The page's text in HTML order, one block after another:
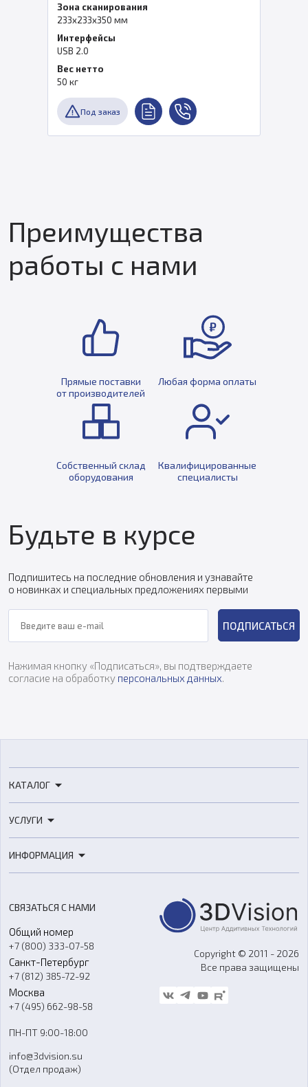
Преимущества
работы с нами
Прямые поставки
от производителей
Любая форма оплаты
Собственный склад
оборудования
Квалифицированные
специалисты
Будьте в курсе
Подпишитесь на последние обновления и узнавайте
о новинках и специальных предложениях первыми
ПОДПИСАТЬСЯ
Нажимая кнопку «Подписаться», вы подтверждаете
согласие на обработку персональных данных.
КАТАЛОГ
3D-сканеры
Расходные материалы
Оборудование и материалы для вакуумного литья
Аксессуары и прочее оборудование
Программное обеспечение
УСЛУГИ
3D-моделирование
Ремонт и услуги
ИНФОРМАЦИЯ
О компании
Контакты
Гос. закупки
Стать дилером
Блог
FAQ
СВЯЗАТЬСЯ С НАМИ
Общий номер
+7 (800) 333-07-58
Санкт-Петербург
+7 (812) 385-72-92
Москва
+7 (495) 662-98-58
ПН-ПТ 9:00-18:00
info@3dvision.su
(Отдел продаж)
Copyright © 2011 - 2026
Все права защищены